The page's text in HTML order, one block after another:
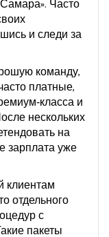
Часто
и следи за
команду,
платные,
и
нескольких
на
зарплата уже
клиентам
отдельного
с
пакеты